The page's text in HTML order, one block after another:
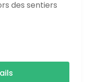
des sentiers